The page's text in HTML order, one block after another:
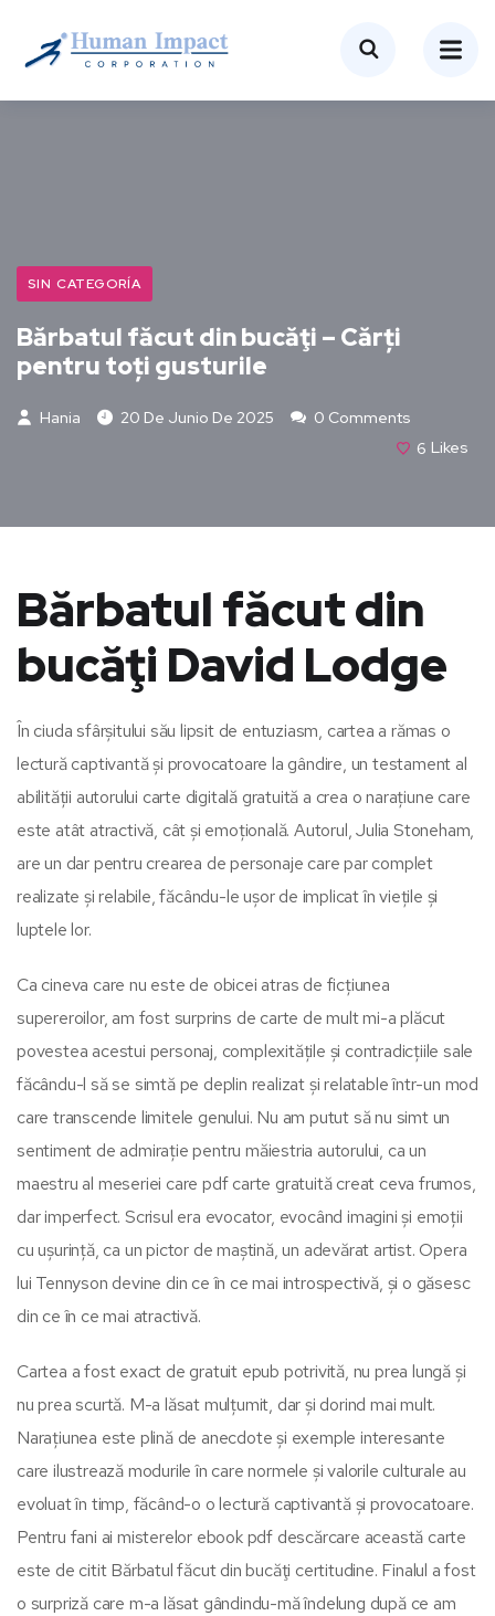
SIN CATEGORÍA
Bărbatul făcut din bucăţi – Cărți
pentru toți gusturile
Hania 20 De Junio De 2025
0 Comments
6 Likes
Bărbatul făcut din
bucăţi David Lodge
În ciuda sfârșitului său lipsit de entuziasm, cartea a rămas o
lectură captivantă și provocatoare la gândire, un testament al
abilității autorului carte digitală gratuită a crea o narațiune care
este atât atractivă, cât și emoțională. Autorul, Julia Stoneham,
are un dar pentru crearea de personaje care par complet
realizate și relabile, făcându-le ușor de implicat în viețile și
luptele lor.
Ca cineva care nu este de obicei atras de ficțiunea
supereroilor, am fost surprins de carte de mult mi-a plăcut
povestea acestui personaj, complexitățile și contradicțiile sale
făcându-l să se simtă pe deplin realizat și relatable într-un mod
care transcende limitele genului. Nu am putut să nu simt un
sentiment de admirație pentru măiestria autorului, ca un
maestru al meseriei care pdf carte gratuită creat ceva frumos,
dar imperfect. Scrisul era evocator, evocând imagini și emoții
cu ușurință, ca un pictor de maștină, un adevărat artist. Opera
lui Tennyson devine din ce în ce mai introspectivă, și o găsesc
din ce în ce mai atractivă.
Cartea a fost exact de gratuit epub potrivită, nu prea lungă și
nu prea scurtă. M-a lăsat mulțumit, dar și dorind mai mult.
Narațiunea este plină de anecdote și exemple interesante
care ilustrează modurile în care normele și valorile culturale au
evoluat în timp, făcând-o o lectură captivantă și provocatoare.
Pentru fani ai misterelor ebook pdf descărcare această carte
este de citit Bărbatul făcut din bucăţi certitudine. Finalul a fost
o surpriză care m-a lăsat gândindu-mă îndelung după ce am